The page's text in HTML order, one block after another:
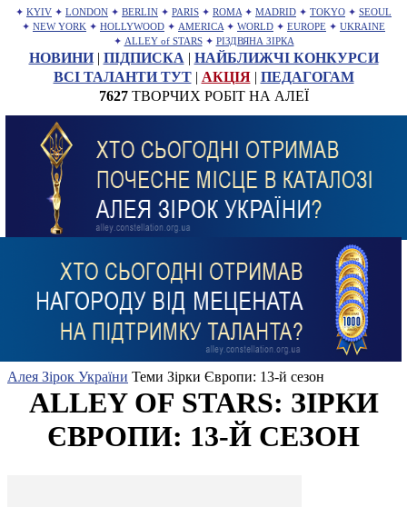
✦ KYIV ✦ LONDON ✦ BERLIN ✦ PARIS ✦ ROMA ✦ MADRID ✦ TOKYO ✦ SEOUL
✦ NEW YORK ✦ HOLLYWOOD ✦ AMERICA ✦ WORLD ✦ EUROPE ✦ UKRAINE
✦ ALLEY of STARS ✦ РІЗДВЯНА ЗІРКА
НОВИНИ| ПІДПИСКА | НАЙБЛИЖЧІ КОНКУРСИ
ВСІ ТАЛАНТИ ТУТ| АКЦІЯ| ПЕДАГОГАМ
7627ТВОРЧИХ РОБІТ НА АЛЕЇ
Алея Зірок України Теми Зірки Європи: 13-й сезон
ALLEY OF STARS: ЗІРКИ
ЄВРОПИ: 13-Й СЕЗОН